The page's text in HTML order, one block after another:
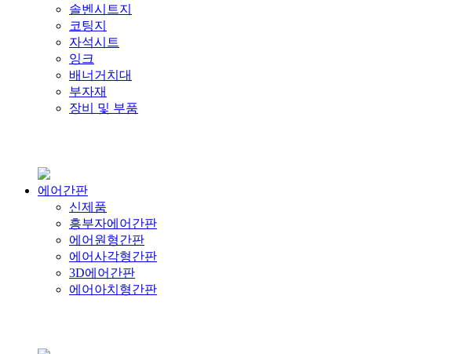
솔벤시트지
코팅지
자석시트
잉크
배너거치대
부자재
장비 및 부품
에어간판
신제품
흥부자에어간판
에어원형간판
에어사각형간판
3D에어간판
에어아치형간판